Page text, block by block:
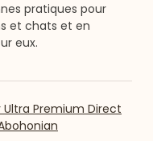
pratiques pour
et chats et en
eux.
Premium Direct